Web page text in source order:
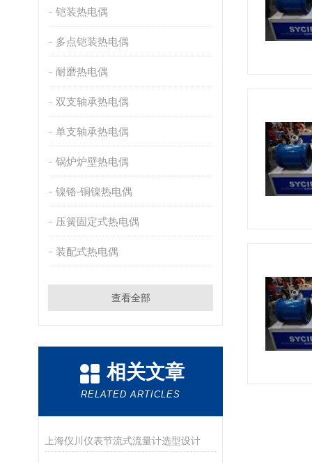
铠装热电偶
多点铠装热电偶
耐磨热电偶
双支轴承热电偶
单支轴承热电偶
锅炉炉壁热电偶
镍铬-铜镍热电偶
压簧固定式热电偶
装配式热电偶
查看全部
相关文章
RELATED ARTICLES
上海仪川仪表节流式流量计选型设计